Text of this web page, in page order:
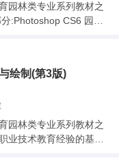
园林类专业系列教材之
:Photoshop CS6 园林
三维设计图形,完全由实
维效果图实战包括园林
面图效果图制作———制
立面图效果图制作和制
林三维效果图实战包括
绘制(第3版)
园林类专业系列教材之
业技术教育经验的基础